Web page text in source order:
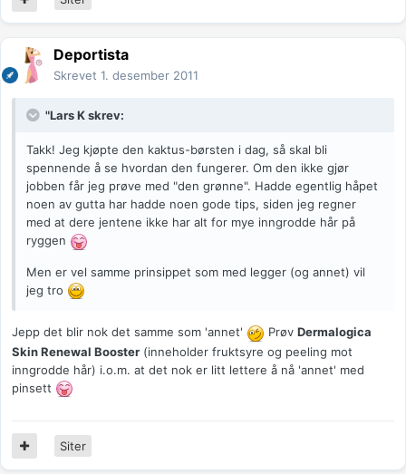
Deportista
Skrevet 1. desember 2011
"Lars K skrev:
Takk! Jeg kjøpte den kaktus-børsten i dag, så skal bli
spennende å se hvordan den fungerer. Om den ikke gjør
jobben får jeg prøve med "den grønne". Hadde egentlig håpet
noen av gutta har hadde noen gode tips, siden jeg regner
med at dere jentene ikke har alt for mye inngrodde hår på
ryggen
Men er vel samme prinsippet som med legger (og annet) vil
jeg tro
Jepp det blir nok det samme som 'annet' Prøv Dermalogica
Skin Renewal Booster (inneholder fruktsyre og peeling mot
inngrodde hår) i.o.m. at det nok er litt lettere å nå 'annet' med
pinsett
Siter